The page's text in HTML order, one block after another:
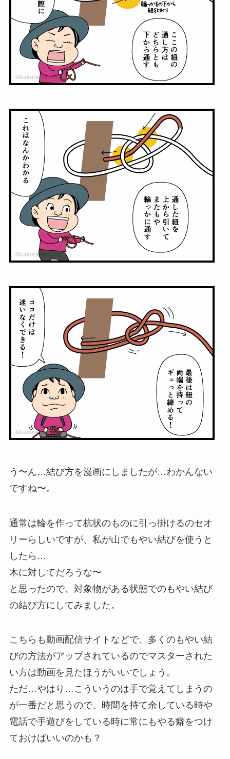
う〜ん…結び方を漫画にしましたが…わかんない
ですね〜。
通常は輪を作って杭状のものに引っ掛けるのセオ
リーらしいですが、私が山でもやい結びを使うと
したら…
木に対してだろうな〜
と思ったので、 対象物がある状態でのもやい結び
の結び方にしてみました。
こちらも動画配信サイトなどで、多くのもやい結
びの方法がアップされているのでマスターされた
い方は動画を見たほうがいいでしょう。
ただ…やはり…こういうのは手で覚えてしまうの
が一番だと思うので、時間を持て余している時や
電話で手遊びをしている時に常にもやる癖をつけ
ておけばいいのかも？